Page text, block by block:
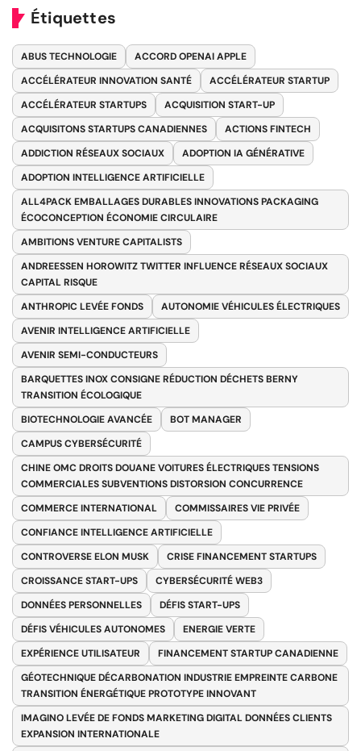
Étiquettes
ABUS TECHNOLOGIE
ACCORD OPENAI APPLE
ACCÉLÉRATEUR INNOVATION SANTÉ
ACCÉLÉRATEUR STARTUP
ACCÉLÉRATEUR STARTUPS
ACQUISITION START-UP
ACQUISITONS STARTUPS CANADIENNES
ACTIONS FINTECH
ADDICTION RÉSEAUX SOCIAUX
ADOPTION IA GÉNÉRATIVE
ADOPTION INTELLIGENCE ARTIFICIELLE
ALL4PACK EMBALLAGES DURABLES INNOVATIONS PACKAGING
ÉCOCONCEPTION ÉCONOMIE CIRCULAIRE
AMBITIONS VENTURE CAPITALISTS
ANDREESSEN HOROWITZ TWITTER INFLUENCE RÉSEAUX SOCIAUX
CAPITAL RISQUE
ANTHROPIC LEVÉE FONDS
AUTONOMIE VÉHICULES ÉLECTRIQUES
AVENIR INTELLIGENCE ARTIFICIELLE
AVENIR SEMI-CONDUCTEURS
BARQUETTES INOX CONSIGNE RÉDUCTION DÉCHETS BERNY
TRANSITION ÉCOLOGIQUE
BIOTECHNOLOGIE AVANCÉE
BOT MANAGER
CAMPUS CYBERSÉCURITÉ
CHINE OMC DROITS DOUANE VOITURES ÉLECTRIQUES TENSIONS
COMMERCIALES SUBVENTIONS DISTORSION CONCURRENCE
COMMERCE INTERNATIONAL
COMMISSAIRES VIE PRIVÉE
CONFIANCE INTELLIGENCE ARTIFICIELLE
CONTROVERSE ELON MUSK
CRISE FINANCEMENT STARTUPS
CROISSANCE START-UPS
CYBERSÉCURITÉ WEB3
DONNÉES PERSONNELLES
DÉFIS START-UPS
DÉFIS VÉHICULES AUTONOMES
ENERGIE VERTE
EXPÉRIENCE UTILISATEUR
FINANCEMENT STARTUP CANADIENNE
GÉOTECHNIQUE DÉCARBONATION INDUSTRIE EMPREINTE CARBONE
TRANSITION ÉNERGÉTIQUE PROTOTYPE INNOVANT
IMAGINO LEVÉE DE FONDS MARKETING DIGITAL DONNÉES CLIENTS
EXPANSION INTERNATIONALE